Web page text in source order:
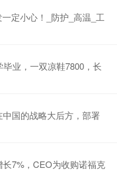
定小心！_防护_高温_工
业，一双凉鞋7800，长
国的战略大后方，部署
7%，CEO为收购诺福克